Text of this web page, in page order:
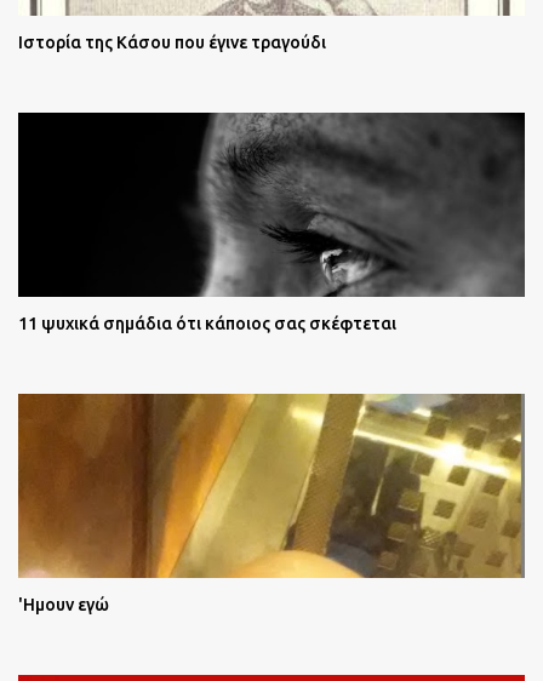
Ιστορία της Κάσου που έγινε τραγούδι
11 ψυχικά σημάδια ότι κάποιος σας σκέφτεται
'Ημουν εγώ